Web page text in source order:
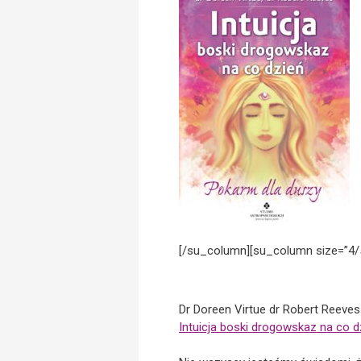
[/su_column][su_column size=”4/
Dr Doreen Virtue dr Robert Reeves
Intuicja boski drogowskaz na co